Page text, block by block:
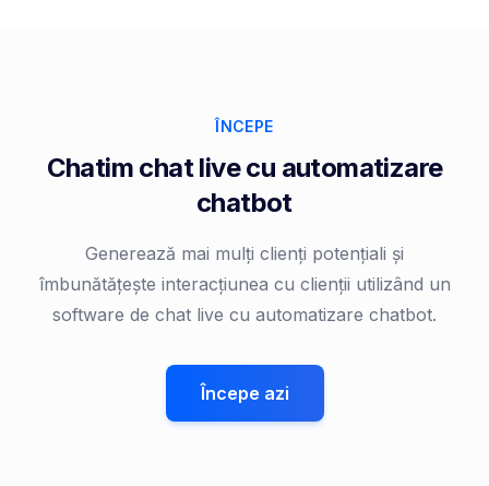
ÎNCEPE
Chatim chat live cu automatizare
chatbot
Generează mai mulți clienți potențiali și
îmbunătățește interacțiunea cu clienții utilizând un
software de chat live cu automatizare chatbot.
Începe azi